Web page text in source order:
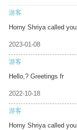
游客
Horny Shriya called you
2023-01-08
游客
Hello,? Greetings fr
2022-10-18
游客
Horny Shriya called you